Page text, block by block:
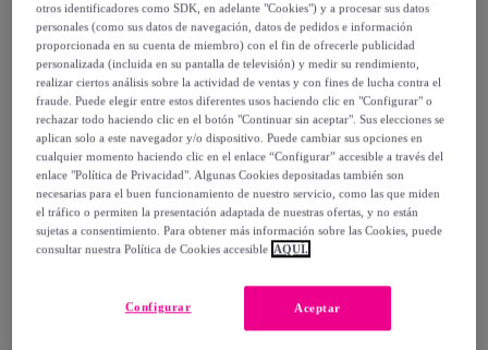
Entrega
Envío gratis
Entrega: Entre el14/08y el17/08
¿Cómo funciona?
Detalles del producto
otros identificadores como SDK, en adelante "Cookies") y a procesar sus datos
personales (como sus datos de navegación, datos de pedidos e información
proporcionada en su cuenta de miembro) con el fin de ofrecerle publicidad
personalizada (incluida en su pantalla de televisión) y medir su rendimiento,
realizar ciertos análisis sobre la actividad de ventas y con fines de lucha contra el
fraude. Puede elegir entre estos diferentes usos haciendo clic en "Configurar" o
rechazar todo haciendo clic en el botón "Continuar sin aceptar". Sus elecciones se
aplican solo a este navegador y/o dispositivo. Puede cambiar sus opciones en
cualquier momento haciendo clic en el enlace “Configurar” accesible a través del
enlace "Política de Privacidad". Algunas Cookies depositadas también son
necesarias para el buen funcionamiento de nuestro servicio, como las que miden
el tráfico o permiten la presentación adaptada de nuestras ofertas, y no están
sujetas a consentimiento. Para obtener más información sobre las Cookies, puede
consultar nuestra Política de Cookies accesible AQUÍ.
Aceptar
Configurar